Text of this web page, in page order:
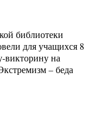
библиотеки
для учащихся 8
викторину на
– беда